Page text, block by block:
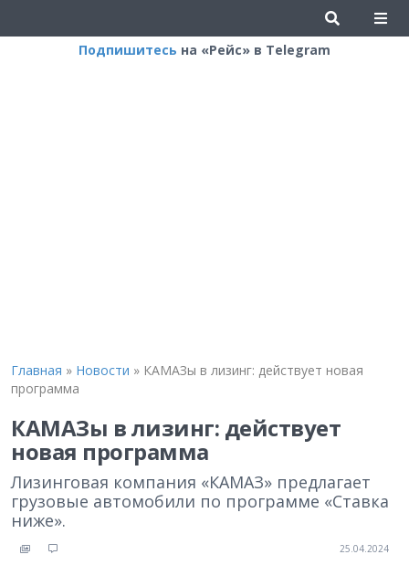
Подпишитесь на «Рейс» в Telegram
Главная » Новости » КАМАЗы в лизинг: действует новая
программа
КАМАЗы в лизинг: действует
новая программа
Лизинговая компания «КАМАЗ» предлагает
грузовые автомобили по программе «Ставка
ниже».
25.04.2024